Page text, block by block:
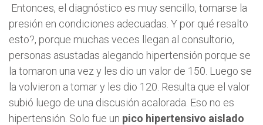
Entonces, el diagnóstico es muy sencillo, tomarse la
presión en condiciones adecuadas. Y por qué resalto
esto?, porque muchas veces llegan al consultorio,
personas asustadas alegando hipertensión porque se
la tomaron una vez y les dio un valor de 150. Luego se
la volvieron a tomar y les dio 120. Resulta que el valor
subió luego de una discusión acalorada. Eso no es
hipertensión. Solo fue un pico hipertensivo aislado